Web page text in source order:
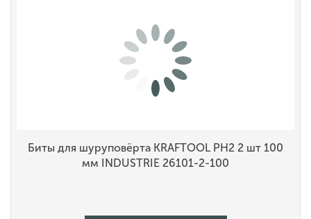
Биты для шуруповёрта KRAFTOOL PH2 2 шт 100
мм INDUSTRIE 26101-2-100